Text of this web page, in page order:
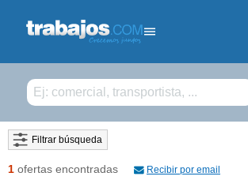
Filtrar búsqueda
1 ofertas encontradas Recibir por email